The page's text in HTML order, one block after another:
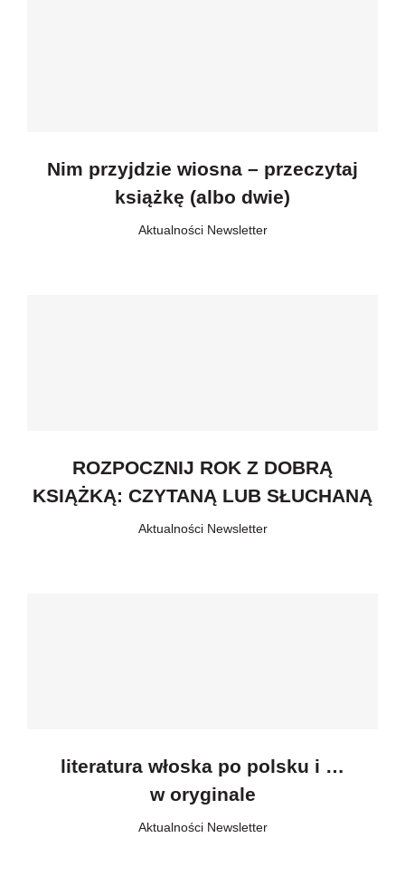
Nim przyjdzie wiosna – przeczytaj
książkę (albo dwie)
Aktualności, Newsletter
ROZPOCZNIJ ROK Z DOBRĄ
KSIĄŻKĄ: CZYTANĄ LUB SŁUCHANĄ
Aktualności, Newsletter
literatura włoska po polsku i …
w oryginale
Aktualności, Newsletter